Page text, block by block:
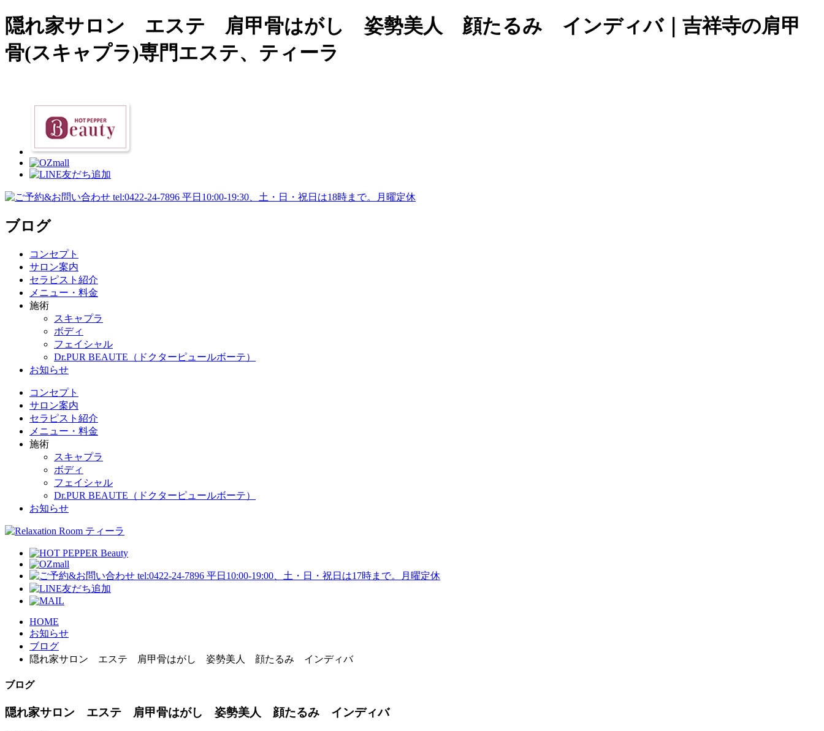
隠れ家サロン エステ 肩甲骨はがし 姿勢美人 顔たるみ インディバ｜吉祥寺の肩甲
骨(スキャプラ)専門エステ、ティーラ
ブログ
コンセプト
サロン案内
セラピスト紹介
メニュー・料金
施術
スキャプラ
ボディ
フェイシャル
Dr.PUR BEAUTE（ドクターピュールボーテ）
お知らせ
コンセプト
サロン案内
セラピスト紹介
メニュー・料金
施術
スキャプラ
ボディ
フェイシャル
Dr.PUR BEAUTE（ドクターピュールボーテ）
お知らせ
HOME
お知らせ
ブログ
隠れ家サロン エステ 肩甲骨はがし 姿勢美人 顔たるみ インディバ
ブログ
隠れ家サロン エステ 肩甲骨はがし 姿勢美人 顔たるみ インディバ